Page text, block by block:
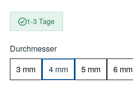
1-3 Tage
Durchmesserauswählen
3 mm
4 mm 5 mm 6 mm